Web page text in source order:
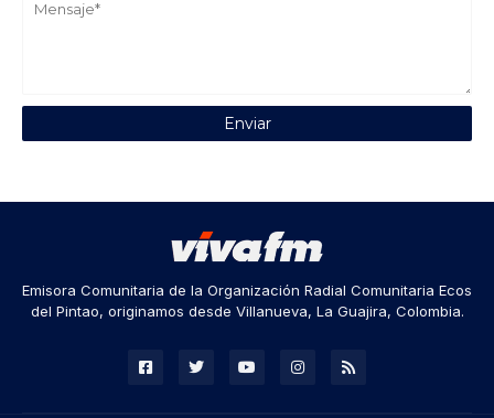
Emisora Comunitaria de la Organización Radial Comunitaria Ecos
del Pintao, originamos desde Villanueva, La Guajira, Colombia.